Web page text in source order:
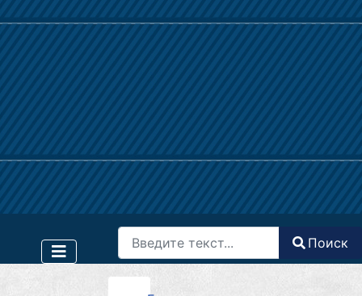
Поиск
Type 2 or more characters for results.
Поиск